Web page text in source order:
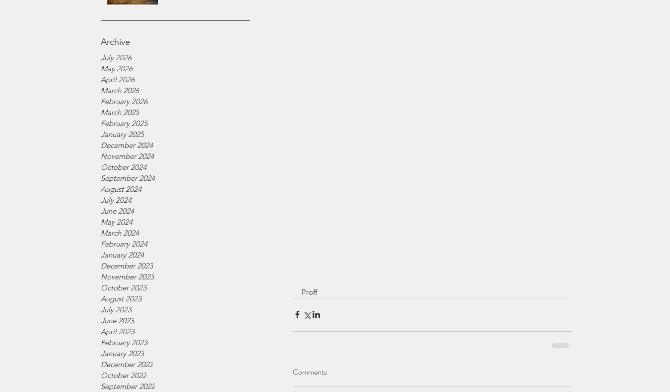
Archive
July 2026
May 2026
April 2026
March 2026
February 2026
March 2025
February 2025
January 2025
December 2024
November 2024
October 2024
September 2024
August 2024
July 2024
June 2024
May 2024
March 2024
February 2024
January 2024
December 2023
November 2023
October 2023
August 2023
July 2023
June 2023
April 2023
February 2023
January 2023
December 2022
October 2022
September 2022
Proff
Comments